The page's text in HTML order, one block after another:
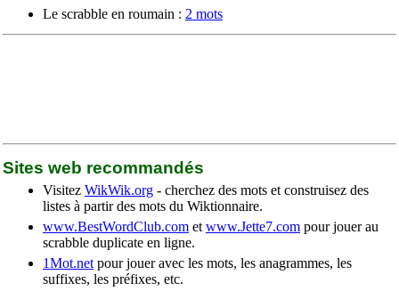
Le scrabble en roumain : 2 mots
Sites web recommandés
Visitez WikWik.org - cherchez des mots et construisez des
listes à partir des mots du Wiktionnaire.
www.BestWordClub.com et www.Jette7.com pour jouer au
scrabble duplicate en ligne.
1Mot.net pour jouer avec les mots, les anagrammes, les
suffixes, les préfixes, etc.